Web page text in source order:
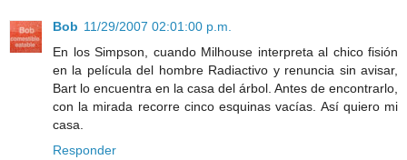
Bob 11/29/2007 02:01:00 p.m.
En los Simpson, cuando Milhouse interpreta al chico fisión
en la película del hombre Radiactivo y renuncia sin avisar,
Bart lo encuentra en la casa del árbol. Antes de encontrarlo,
con la mirada recorre cinco esquinas vacías. Así quiero mi
casa.
Responder